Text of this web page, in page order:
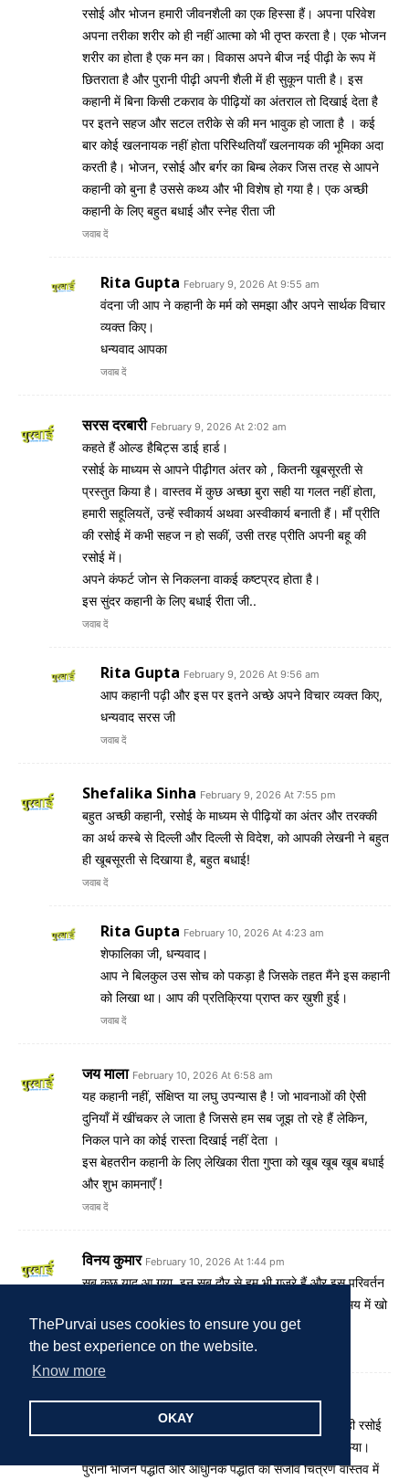
ThePurvai uses cookies to ensure you get
the best experience on the website.
Know more
OKAY
रसोई और भोजन हमारी जीवनशैली का एक हिस्सा हैं। अपना परिवेश
अपना तरीका शरीर को ही नहीं आत्मा को भी तृप्त करता है। एक भोजन
शरीर का होता है एक मन का। विकास अपने बीज नई पीढ़ी के रूप में
छितराता है और पुरानी पीढ़ी अपनी शैली में ही सुकून पाती है। इस
कहानी में बिना किसी टकराव के पीढ़ियों का अंतराल तो दिखाई देता है
पर इतने सहज और सटल तरीके से की मन भावुक हो जाता है । कई
बार कोई खलनायक नहीं होता परिस्थितियाँ खलनायक की भूमिका अदा
करती है। भोजन, रसोई और बर्गर का बिम्ब लेकर जिस तरह से आपने
कहानी को बुना है उससे कथ्य और भी विशेष हो गया है। एक अच्छी
कहानी के लिए बहुत बधाई और स्नेह रीता जी
जवाब दें
Rita Gupta February 9, 2026 At 9:55 am
वंदना जी आप ने कहानी के मर्म को समझा और अपने सार्थक विचार
व्यक्त किए।
धन्यवाद आपका
जवाब दें
सरस दरबारी February 9, 2026 At 2:02 am
कहते हैं ओल्ड हैबिट्स डाई हार्ड।
रसोई के माध्यम से आपने पीढ़ीगत अंतर को , कितनी खूबसूरती से
प्रस्तुत किया है। वास्तव में कुछ अच्छा बुरा सही या गलत नहीं होता,
हमारी सहूलियतें, उन्हें स्वीकार्य अथवा अस्वीकार्य बनाती हैं। माँ प्रीति
की रसोई में कभी सहज न हो सकीं, उसी तरह प्रीति अपनी बहू की
रसोई में।
अपने कंफर्ट जोन से निकलना वाकई कष्टप्रद होता है।
इस सुंदर कहानी के लिए बधाई रीता जी..
जवाब दें
Rita Gupta February 9, 2026 At 9:56 am
आप कहानी पढ़ी और इस पर इतने अच्छे अपने विचार व्यक्त किए,
धन्यवाद सरस जी
जवाब दें
Shefalika Sinha February 9, 2026 At 7:55 pm
बहुत अच्छी कहानी, रसोई के माध्यम से पीढ़ियों का अंतर और तरक्की
का अर्थ कस्बे से दिल्ली और दिल्ली से विदेश, को आपकी लेखनी ने बहुत
ही खूबसूरती से दिखाया है, बहुत बधाई!
जवाब दें
Rita Gupta February 10, 2026 At 4:23 am
शेफालिका जी, धन्यवाद।
आप ने बिलकुल उस सोच को पकड़ा है जिसके तहत मैंने इस कहानी
को लिखा था। आप की प्रतिक्रिया प्राप्त कर ख़ुशी हुई।
जवाब दें
जय माला February 10, 2026 At 6:58 am
यह कहानी नहीं, संक्षिप्त या लघु उपन्यास है ! जो भावनाओं की ऐसी
दुनियाँ में खींचकर ले जाता है जिससे हम सब जूझ तो रहे हैं लेकिन,
निकल पाने का कोई रास्ता दिखाई नहीं देता ।
इस बेहतरीन कहानी के लिए लेखिका रीता गुप्ता को खूब खूब खूब बधाई
और शुभ कामनाएँ !
जवाब दें
विनय कुमार February 10, 2026 At 1:44 pm
सब कुछ याद आ गया, इन सब दौर से हम भी गुजरे हैं और इस परिवर्तन
को महसूस किया है. बहुत भावपूर्ण कहानी, पढ़कर मन पुराने समय में खो
गया
जवाब दें
कृष्ण कुमार गुप्ता February 11, 2026 At 2:30 pm
रसोई की महत्ता को बहुत सुंदर तरीके से बताया गया है। साथ ही रसोई
के उदाहरण से पीढ़ी के अंतर को अति सहज ढंग से प्रस्तुत किया।
पुरानी भोजन पद्धति और आधुनिक पद्धति का सजीव चित्रण वास्तव में